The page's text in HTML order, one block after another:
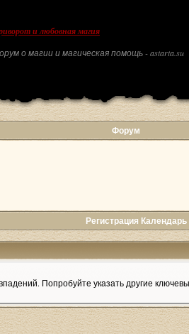
и любовная магия
о магии и магическая помощь - astarta.su
Форум
Регистрация Календарь
Попробуйте указать другие